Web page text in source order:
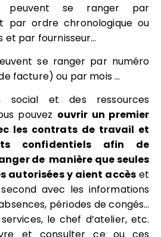
peuvent se ranger par
par ordre chronologique ou
et par fournisseur…
se ranger par numéro
facture) ou par mois …
et des ressources
pouvez ouvrir un premier
les contrats de travail et
confidentiels afin de
de manière que seules
autorisées y aient accès et
avec les informations
périodes de congés…
le chef d’atelier, etc.
et consulter ce ou ces